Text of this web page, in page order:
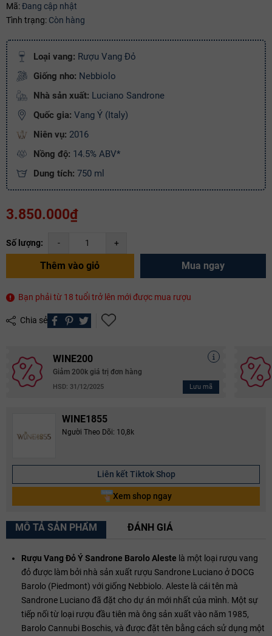
Mã:Đang cập nhật
Tình trạng: Còn hàng
Loại vang: Rượu Vang Đỏ
Giống nho: Nebbiolo
Nhà sản xuất: Luciano Sandrone
Quốc gia: Vang Ý (Italy)
Niên vụ: 2016
Nồng độ: 14.5% ABV*
Dung tích: 750 ml
3.850.000₫
Số lượng: - +
Thêm vào giỏ Mua ngay
Bạn phải từ 18 tuổi trở lên mới được mua rượu
Chia sẻ
WINE200
Giảm 200k giá trị đơn hàng
HSD: 31/12/2025 Lưu mã
Mã giảm giá:
Ngày hết hạn:
Điều kiện:
Copy mã và nhập mã ở trang
WINE1855
Người Theo Dõi: 10,8k
Liên kết Tiktok Shop
Xem shop ngay
MÔ TẢ SẢN PHẨM ĐÁNH GIÁ
Rượu Vang Đỏ Ý Sandrone Barolo Aleste là một loại rượu vang
đỏ được làm bởi nhà sản xuất rượu Sandrone Luciano ở DOCG
Barolo (Piedmont) với giống Nebbiolo. Aleste là cái tên mà
Sandrone Luciano đã đặt cho dự án mới nhất của mình. Một sự
tiếp nối từ loại rượu đầu tiên mà ông sản xuất vào năm 1985,
Barolo Cannubi Boschis, và được đặt tên bằng cách sử dụng một